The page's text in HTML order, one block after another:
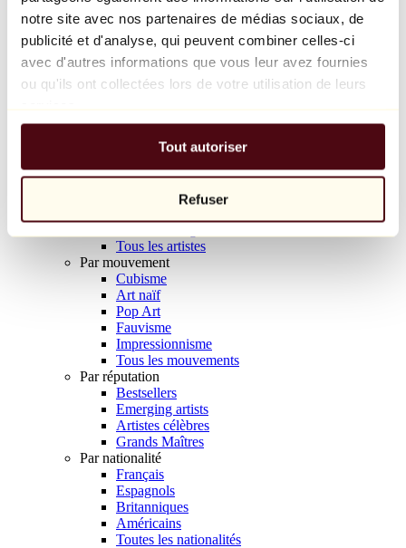
notre site avec nos partenaires de médias sociaux, de
publicité et d'analyse, qui peuvent combiner celles-ci
avec d'autres informations que vous leur avez fournies
ou qu'ils ont collectées lors de votre utilisation de leurs
Tout autoriser
Refuser
Balloon Dog (Orange)
Jeff Koons
10 000 €
Parcourir
Tous les sculpteurs
Tous les photographes
Tous les artistes
Par mouvement
Cubisme
Art naïf
Pop Art
Fauvisme
Impressionnisme
Tous les mouvements
Par réputation
Bestsellers
Emerging artists
Artistes célèbres
Grands Maîtres
Par nationalité
Français
Espagnols
Britanniques
Américains
Toutes les nationalités